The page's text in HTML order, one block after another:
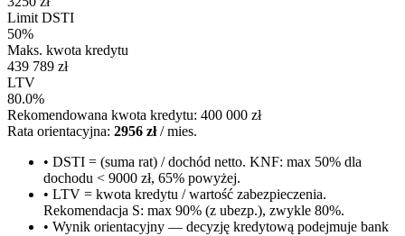
Limit DSTI
50%
Maks. kwota kredytu
439 789 zł
LTV
80.0%
Rekomendowana kwota kredytu: 400 000 zł
Rata orientacyjna: 2956 zł/ mies.
• DSTI = (suma rat) / dochód netto. KNF: max 50% dla
dochodu < 9000 zł, 65% powyżej.
• LTV = kwota kredytu / wartość zabezpieczenia.
Rekomendacja S: max 90% (z ubezp.), zwykle 80%.
• Wynik orientacyjny — decyzję kredytową podejmuje bank